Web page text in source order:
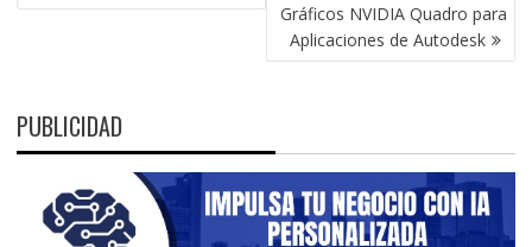
Gráficos NVIDIA Quadro para
Aplicaciones de Autodesk
PUBLICIDAD